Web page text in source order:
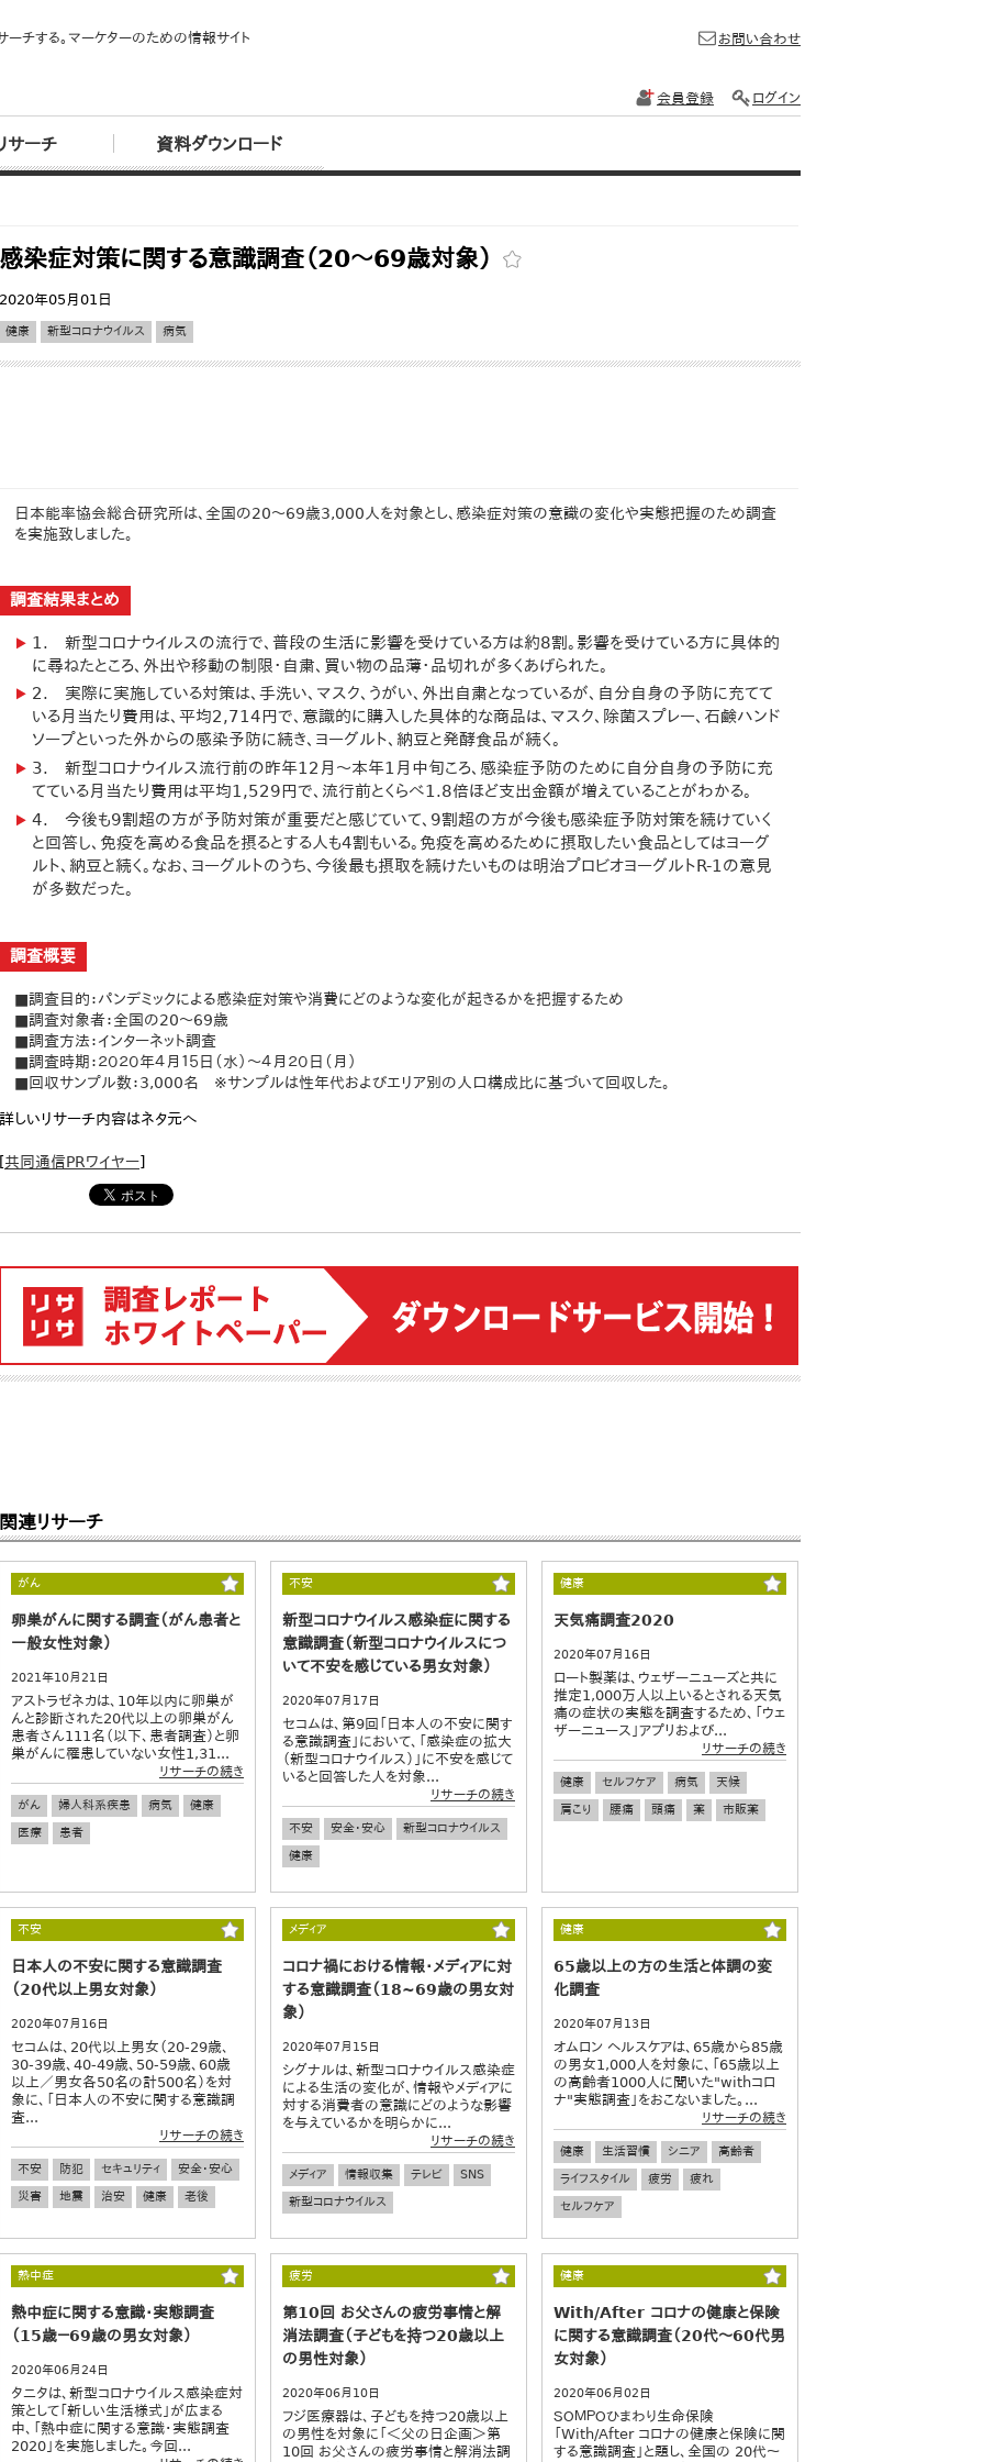
ーチする。マーケターのための情報サイト
サーチ 資料ダウンロード
お問い合わせ
会員登録 ログイン
感染症対策に関する意識調査（20～69歳対象）
2020年05月01日
健康 新型コロナウイルス 病気
日本能率協会総合研究所は、全国の20～69歳3,000人を対象とし、感染症対策の意識の変化や実態把握のため調査
を実施致しました。
調査結果まとめ
1. 新型コロナウイルスの流行で、普段の生活に影響を受けている方は約8割。影響を受けている方に具体的
に尋ねたところ、外出や移動の制限・自粛、買い物の品薄・品切れが多くあげられた。
2. 実際に実施している対策は、手洗い、マスク、うがい、外出自粛となっているが、自分自身の予防に充てて
いる月当たり費用は、平均2,714円で、意識的に購入した具体的な商品は、マスク、除菌スプレー、石鹸ハンド
ソープといった外からの感染予防に続き、ヨーグルト、納豆と発酵食品が続く。
3. 新型コロナウイルス流行前の昨年12月～本年1月中旬ころ、感染症予防のために自分自身の予防に充
てている月当たり費用は平均1,529円で、流行前とくらべ1.8倍ほど支出金額が増えていることがわかる。
4. 今後も9割超の方が予防対策が重要だと感じていて、9割超の方が今後も感染症予防対策を続けていく
と回答し、免疫を高める食品を摂るとする人も4割もいる。免疫を高めるために摂取したい食品としてはヨーグ
ルト、納豆と続く。なお、ヨーグルトのうち、今後最も摂取を続けたいものは明治プロビオヨーグルトR-1の意見
が多数だった。
調査概要
■調査目的：パンデミックによる感染症対策や消費にどのような変化が起きるかを把握するため
■調査対象者：全国の20～69歳
■調査方法：インターネット調査
■調査時期：２０２０年４月１５日（水）～４月２０日（月）
■回収サンプル数：3,000名 ※サンプルは性年代およびエリア別の人口構成比に基づいて回収した。
詳しいリサーチ内容はネタ元へ
[共同通信PRワイヤー]
関連リサーチ
がん
卵巣がんに関する調査（がん患者と
一般女性対象）
2021年10月21日
アストラゼネカは、10年以内に卵巣が
んと診断された20代以上の卵巣がん
患者さん111名（以下、患者調査）と卵
巣がんに罹患していない女性1,31...
リサーチの続き
がん 婦人科系疾患 病気
健康
医療
患者
不安
新型コロナウイルス感染症に関する
意識調査（新型コロナウイルスにつ
いて不安を感じている男女対象）
2020年07月17日
セコムは、第9回「日本人の不安に関す
る意識調査」において、「感染症の拡大
（新型コロナウイルス）」に不安を感じて
いると回答した人を対象...
リサーチの続き
不安 安全・安心
新型コロナウイルス
健康
健康
天気痛調査2020
2020年07月16日
ロート製薬は、ウェザーニューズと共に
推定1,000万人以上いるとされる天気
痛の症状の実態を調査するため、「ウェ
ザーニュース」アプリおよび...
リサーチの続き
健康 セルフケア 病気
天候
肩こり
腰痛 頭痛 薬 市販薬
不安
日本人の不安に関する意識調査
（20代以上男女対象）
2020年07月16日
セコムは、20代以上男女（20-29歳、
30-39歳、40-49歳、50-59歳、60歳
以上／男女各50名の計500名）を対
象に、「日本人の不安に関する意識調
査...
リサーチの続き
不安 防犯 セキュリティ
安全・安心
災害
地震 治安 健康 老後
メディア
コロナ禍における情報・メディアに対
する意識調査（18~69歳の男女対
象）
2020年07月15日
シグナルは、新型コロナウイルス感染症
による生活の変化が、情報やメディアに
対する消費者の意識にどのような影響
を与えているかを明らかに...
リサーチの続き
メディア 情報収集 テレビ
SNS
新型コロナウイルス
健康
65歳以上の方の生活と体調の変
化調査
2020年07月13日
オムロン ヘルスケアは、65歳から85歳
の男女1,000人を対象に、「65歳以上
の高齢者1000人に聞いた"withコロ
ナ"実態調査」をおこないました。...
リサーチの続き
健康 生活習慣 シニア
高齢者
ライフスタイル
疲労
疲れ
セルフケア
熱中症
熱中症に関する意識・実態調査
（15歳－69歳の男女対象）
2020年06月24日
タニタは、新型コロナウイルス感染症対
策として「新しい生活様式」が広まる
中、「熱中症に関する意識・実態調査
2020」を実施しました。今回...
疲労
第10回 お父さんの疲労事情と解
消法調査（子どもを持つ20歳以上
の男性対象）
2020年06月10日
フジ医療器は、子どもを持つ20歳以上
の男性を対象に「＜父の日企画＞第
10回 お父さんの疲労事情と解消法調
健康
With/After コロナの健康と保険
に関する意識調査（20代～60代男
女対象）
2020年06月02日
ＳＯＭＰＯひまわり生命保険
「With/After コロナの健康と保険に関
する意識調査」と題し、全国の 20代～